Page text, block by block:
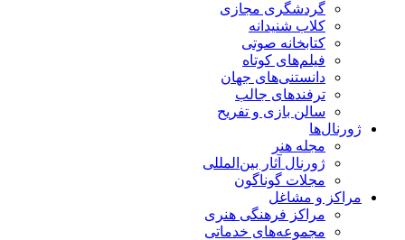
گردشگری مجازی
کلاب شنیدانه
کتابخانه صوتی
فیلم‌های کوتاه
دانستنی‌های جهان
ترفندهای جالب
سالن بازی و تفریح
ژورنال‌ها
مجله هنر
ژورنال آثار بین‌المللی
مجلات گوناگون
مراکز و مشاغل
مراکز فرهنگی هنری
مجموعه‌های خدماتی